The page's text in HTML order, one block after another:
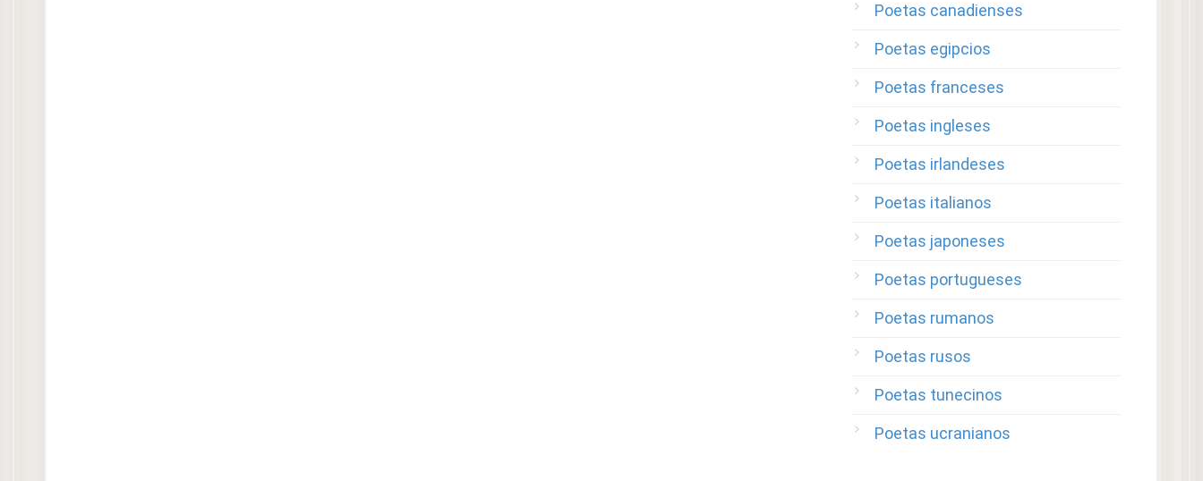
Poetas canadienses
Poetas egipcios
Poetas franceses
Poetas ingleses
Poetas irlandeses
Poetas italianos
Poetas japoneses
Poetas portugueses
Poetas rumanos
Poetas rusos
Poetas tunecinos
Poetas ucranianos